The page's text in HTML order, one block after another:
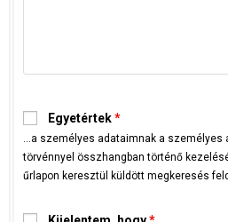
Egyetértek*
...a személyes adataimnak a személyes
törvénnyel összhangban történő
űrlapon keresztül küldött megkeresés